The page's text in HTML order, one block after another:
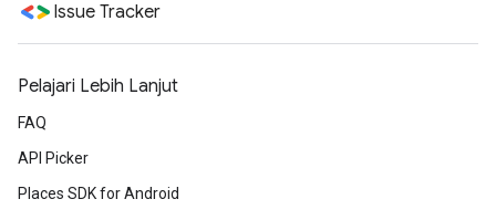
Issue Tracker
Pelajari Lebih Lanjut
FAQ
API Picker
Places SDK for Android